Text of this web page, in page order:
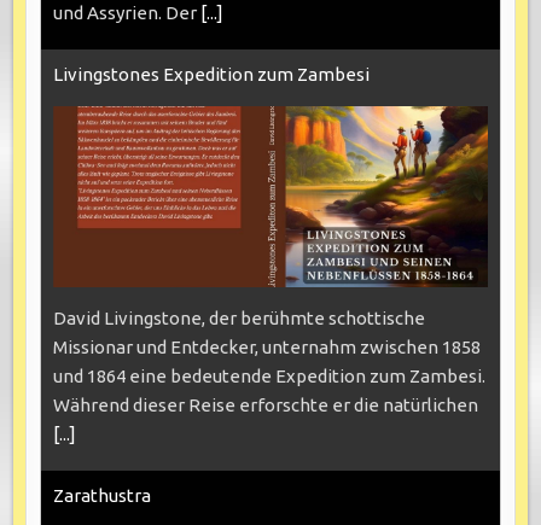
und Assyrien. Der [...]
Livingstones Expedition zum Zambesi
David Livingstone, der berühmte schottische
Missionar und Entdecker, unternahm zwischen 1858
und 1864 eine bedeutende Expedition zum Zambesi.
Während dieser Reise erforschte er die natürlichen
[...]
Zarathustra